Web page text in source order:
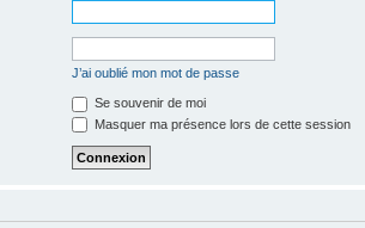
J’ai oublié mon mot de passe
Se souvenir de moi
Masquer ma présence lors de cette session